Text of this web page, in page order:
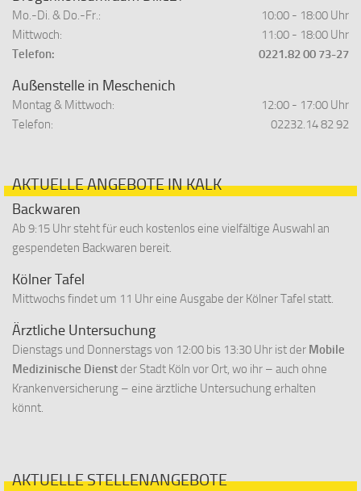
Mo.-Di. & Do.-Fr.:
10:00 - 18:00 Uhr
Mittwoch:
11:00 - 18:00 Uhr
Telefon:
0221.82 00 73-27
Außenstelle in Meschenich
Montag & Mittwoch:
12:00 - 17:00 Uhr
Telefon:
02232.14 82 92
AKTUELLE ANGEBOTE IN KALK
Backwaren
Ab 9:15 Uhr steht für euch kostenlos eine vielfältige Auswahl an
gespendeten Backwaren bereit.
Kölner Tafel
Mittwochs findet um 11 Uhr eine Ausgabe der Kölner Tafel statt.
Ärztliche Untersuchung
Dienstags und Donnerstags von 12:00 bis 13:30 Uhr ist der Mobile
Medizinische Dienst der Stadt Köln vor Ort, wo ihr – auch ohne
Krankenversicherung – eine ärztliche Untersuchung erhalten
könnt.
AKTUELLE STELLENANGEBOTE